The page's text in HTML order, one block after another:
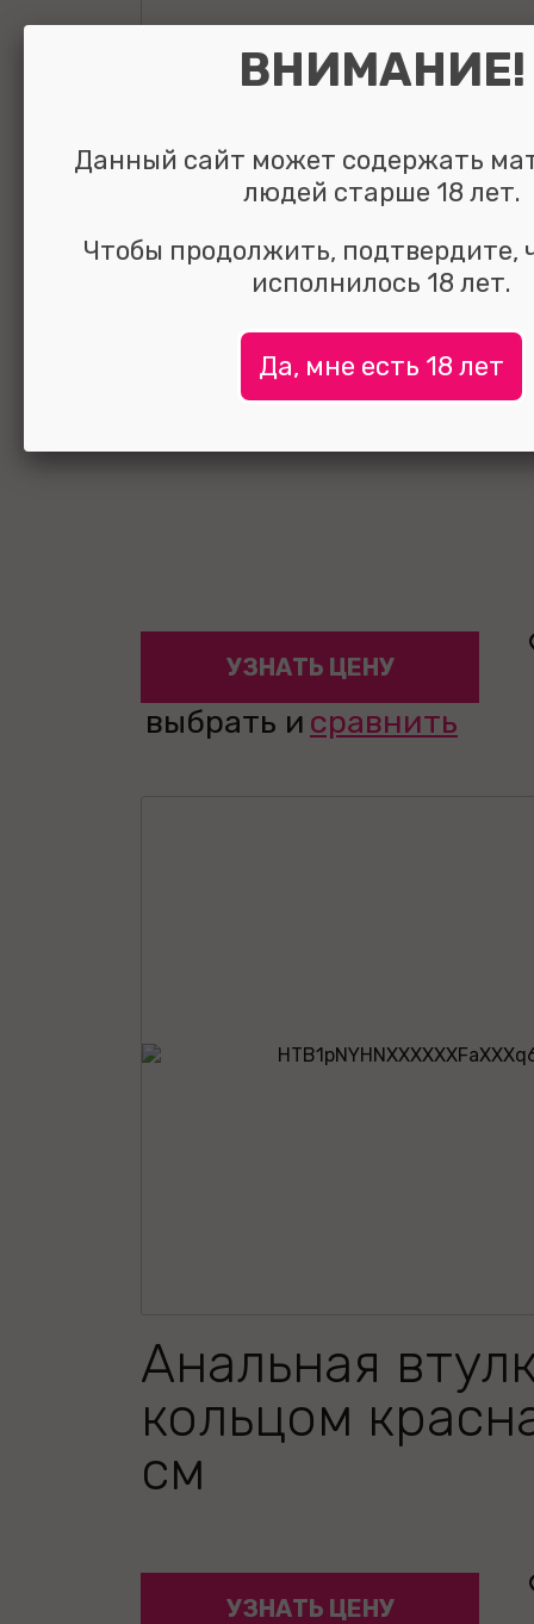
Маска Eye
УЗНАТЬ ЦЕНУ
выбрать и сравнить
Анальная
кольцом
см
УЗНАТЬ ЦЕНУ
ВНИМАНИЕ!
Данный сайт может содержать
людей старше 18 лет.
Чтобы продолжить, подтвердите,
исполнилось 18 лет.
Да, мне есть 18 лет